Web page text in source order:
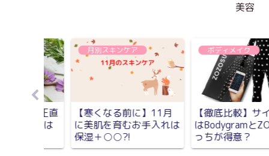
美容
美容
オセロリンクルホワイト
ニングプロテクションベ
ースってこんなにマルチ
な美容液!使用感レポ
月別スキンケア
「乾燥」「温度」「や
しさ」がキー!12月の
キンケアポイント